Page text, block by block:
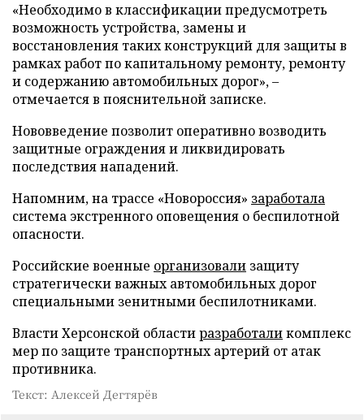
«Необходимо в классификации предусмотреть
возможность устройства, замены и
восстановления таких конструкций для защиты в
рамках работ по капитальному ремонту, ремонту
и содержанию автомобильных дорог», –
отмечается в пояснительной записке.
Нововведение позволит оперативно возводить
защитные ограждения и ликвидировать
последствия нападений.
Напомним, на трассе «Новороссия» заработала
система экстренного оповещения о беспилотной
опасности.
Российские военные организовали защиту
стратегически важных автомобильных дорог
специальными зенитными беспилотниками.
Власти Херсонской областиразработаликомплекс
мер по защите транспортных артерий от атак
противника.
Текст: Алексей Дегтярёв